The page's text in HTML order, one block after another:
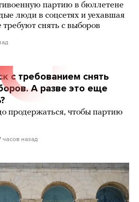
партию в бюллетене
люди в соцсетях и уехавшая
снять с выборов
с требованием снять
А разве это еще
продержаться, чтобы партию
часов назад